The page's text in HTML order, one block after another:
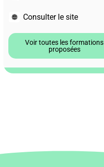
Consulter le site
Voir toutes les formations
proposées